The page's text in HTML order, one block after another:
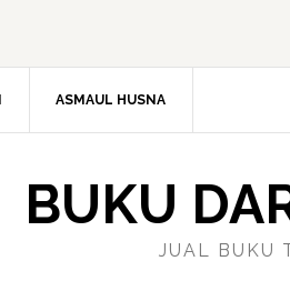
ASMAUL HUSNA
BUKU
JUAL BUKU